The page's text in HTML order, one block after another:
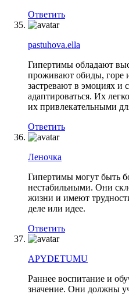
Ответить
pastuhova.ella
Гипертимы обладают
проживают обиды, горе
застревают в эмоциях и
адаптироваться. Их
их привлекательными
Ответить
Леночка
Гипертимы могут быть
нестабильными. Они
жизни и имеют
деле или идее.
Ответить
APYDETUMU
Раннее воспитание и
значение. Они должны